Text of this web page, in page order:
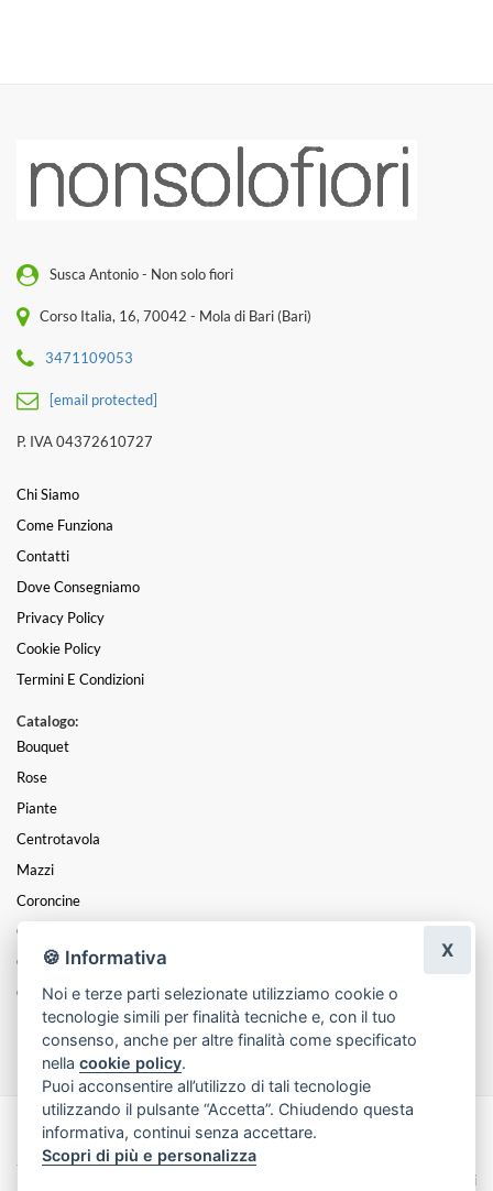
Susca Antonio - Non solo fiori
Corso Italia, 16, 70042 - Mola di Bari (Bari)
3471109053
[email protected]
P. IVA 04372610727
Chi Siamo
Come Funziona
Contatti
Dove Consegniamo
Privacy Policy
Cookie Policy
Termini E Condizioni
Catalogo:
Bouquet
Rose
Piante
Centrotavola
Mazzi
Coroncine
Composizioni
Cesti
Cuori
Funebre
Made with byInfoser.it- Realizzazione Siti ecommerce per Fioristi
2026
Termini e Condizioni
🍪 Informativa
Noi e terze parti selezionate utilizziamo cookie o
tecnologie simili per finalità tecniche e, con il tuo
consenso, anche per altre finalità come specificato
nellacookie policy.
Puoi acconsentire all’utilizzo di tali tecnologie
utilizzando il pulsante “Accetta”. Chiudendo questa
informativa, continui senza accettare.
Scopri di più e personalizza
X